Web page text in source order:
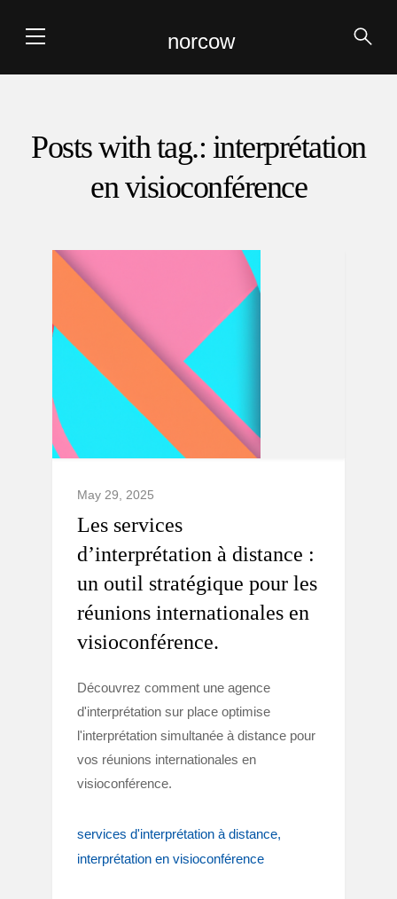
norcow
Posts with tag.: interprétation
en visioconférence
May 29, 2025
Les services
d’interprétation à distance :
un outil stratégique pour les
réunions internationales en
visioconférence.
Découvrez comment une agence
d'interprétation sur place optimise
l'interprétation simultanée à distance pour
vos réunions internationales en
visioconférence.
services d'interprétation à distance
interprétation en visioconférence